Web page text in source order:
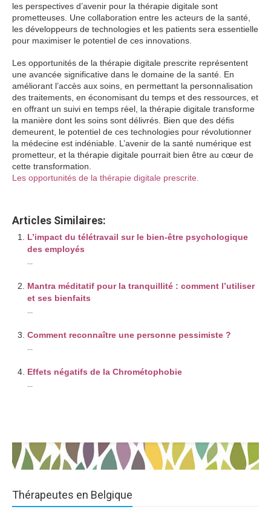
les perspectives d’avenir pour la thérapie digitale sont
prometteuses. Une collaboration entre les acteurs de la santé,
les développeurs de technologies et les patients sera essentielle
pour maximiser le potentiel de ces innovations.
Les opportunités de la thérapie digitale prescrite représentent
une avancée significative dans le domaine de la santé. En
améliorant l’accès aux soins, en permettant la personnalisation
des traitements, en économisant du temps et des ressources, et
en offrant un suivi en temps réel, la thérapie digitale transforme
la manière dont les soins sont délivrés. Bien que des défis
demeurent, le potentiel de ces technologies pour révolutionner
la médecine est indéniable. L’avenir de la santé numérique est
prometteur, et la thérapie digitale pourrait bien être au cœur de
cette transformation.
Les opportunités de la thérapie digitale prescrite.
Articles Similaires:
L’impact du télétravail sur le bien-être psychologique
des employés
...
Mantra méditatif pour la tranquillité : comment l’utiliser
et ses bienfaits
...
Comment reconnaître une personne pessimiste ?
...
Effets négatifs de la Chrométophobie
...
Thérapeutes en Belgique